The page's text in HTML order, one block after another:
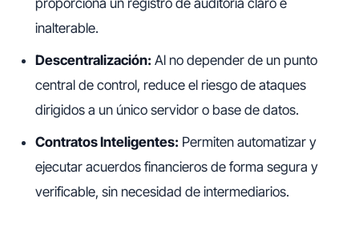
proporciona un registro de auditoría claro e
inalterable.
Descentralización: Al no depender de un punto
central de control, reduce el riesgo de ataques
dirigidos a un único servidor o base de datos.
Contratos Inteligentes: Permiten automatizar y
ejecutar acuerdos financieros de forma segura y
verificable, sin necesidad de intermediarios.